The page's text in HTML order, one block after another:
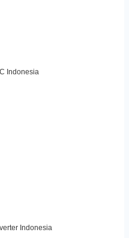
Indonesia
Indonesia